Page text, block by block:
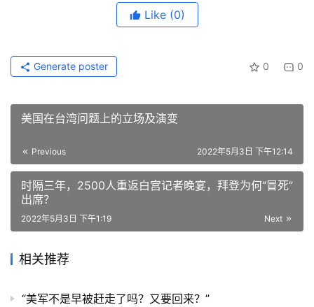
Like (0)
0 0
Generate poster
美国在台湾问题上的立场及演变
Previous 2022年5月3日 下午12:14
时隔三年，2500人重返白宫记者晚宴，拜登为何“冒死”
出席？
Next
2022年5月3日 下午1:19
相关推荐
“美军不是早被赶走了吗？又要回来？”